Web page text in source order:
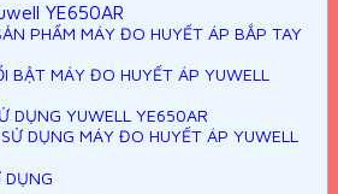
YE650AR
PHẨM MÁY ĐO HUYẾT ÁP BẮP TAY
BẬT MÁY ĐO HUYẾT ÁP YUWELL
DỤNG YUWELL YE650AR
DỤNG MÁY ĐO HUYẾT ÁP YUWELL